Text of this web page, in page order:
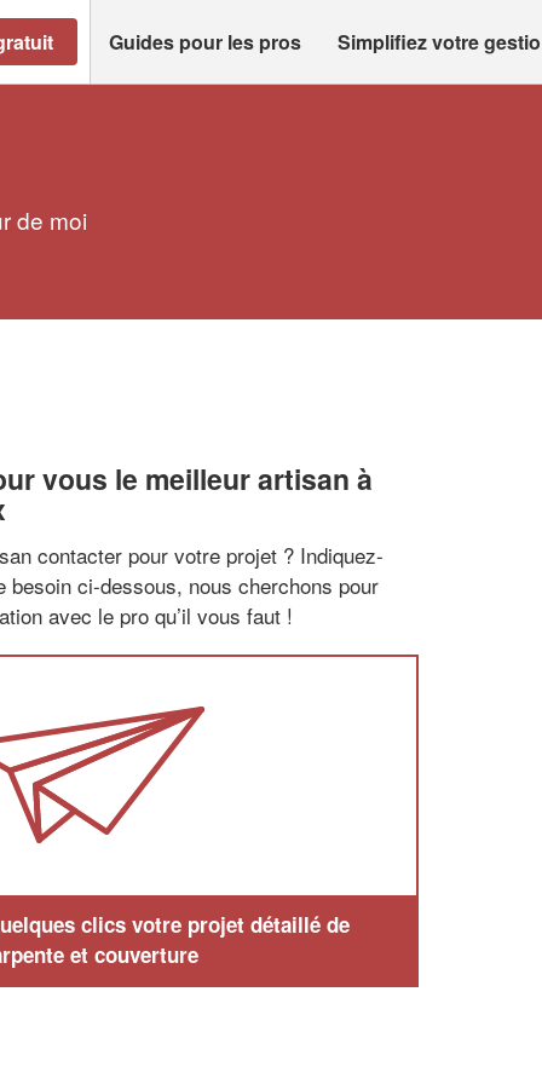
Guides pour les pros Simplifiez votre
de moi
vous le meilleur artisan à
contacter pour votre projet ? Indiquez-
besoin ci-dessous, nous cherchons pour
avec le pro qu’il vous faut !
clics votre projet détaillé de
et couverture